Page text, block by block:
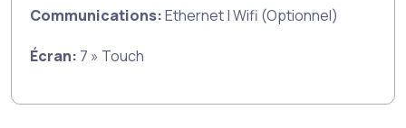
Communications:Ethernet | Wifi (Optionnel)
Écran: 7 » Touch